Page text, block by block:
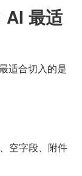
AI 最适
适合切入的是
空字段、附件